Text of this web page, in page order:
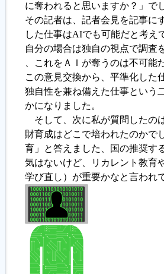
各種セミナー
履歴書ジェネレーター
に奪われると思いますか？」で
その記者は、記者会見を記事に
した仕事はAIでも可能だと考え
自分の場合は独自の視点で調査
、これをＡＩが奪うのは不可能
この意見交換から、平準化した
独自性を兼ね備えた仕事という
かになりました。
そして、次に私が質問したの
財育成はどこで培われたのかで
育」と答えました、国の推奨す
気はないけど、リカレント教育
学び直し）が重要かなと言われ